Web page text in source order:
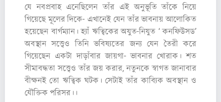
যে নবপ্রবাহ এনেছিলেন তাঁর এই অনুভূতি তাঁকে নিয়ে
গিয়েছে মূলের দিকে- এখানেই যেন তাঁর ভাবনায় আলোকিত
হয়েছেন বার্গম্যান। হ্যাঁ ঋত্বিকের অযুত-নিযুত ‘ কনফিউসড’
অবস্থান সত্ত্বেও তিনি ভবিষ্যতের জন্য যেন তৈরী করে
গিয়েছেন একটা দাড়াঁবার জায়গা- ভাবনার খোরাক। শত
সীমাবদ্ধতা সত্ত্বেও তাঁর জয় করার, নতুনকে স্বাগত জানাবার
বীক্ষনই তো ঋত্বিক ঘটক। সেটাই তাঁর কাব্যিক অবস্থান ও
যৌক্তিক পরিসর।।